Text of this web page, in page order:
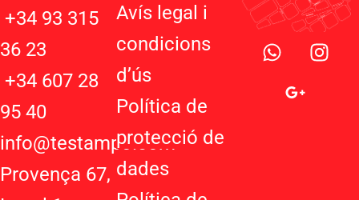
+34 93 315
36 23
+34 607 28
95 40
info@testampo.com
Provença 67,
Avís legal i
condicions
d’ús
Política de
protecció de
dades
W
h
I
n
o
g